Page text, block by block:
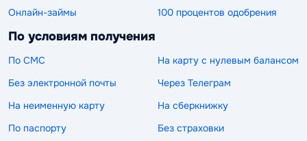
Онлайн-займы
100 процентов одобрения
По условиям получения
По СМС
На карту с нулевым балансом
Без электронной почты
Через Телеграм
На неименную карту
На сберкнижку
По паспорту
Без страховки